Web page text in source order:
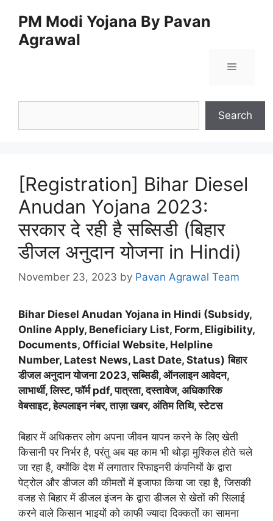
content
PM Modi Yojana By Pavan
Agrawal
Menu
Search
[Registration] Bihar Diesel
Anudan Yojana 2023:
सरकार दे रही है सब्सिडी (बिहार
डीजल अनुदान योजना in Hindi)
November 23, 2023 by Pavan Agrawal Team
Bihar Diesel Anudan Yojana in Hindi (Subsidy,
Online Apply, Beneficiary List, Form, Eligibility,
Documents, Official Website, Helpline
Number, Latest News, Last Date, Status) बिहार
डीजल अनुदान योजना 2023, सब्सिडी, ऑनलाइन आवेदन,
लाभार्थी, लिस्ट, फॉर्म pdf, पात्रता, दस्तावेज, अधिकारिक
वेबसाइट, हेल्पलाइन नंबर, ताज़ा खबर, अंतिम तिथि, स्टेटस
बिहार में अधिकतर लोग अपना जीवन यापन करने के लिए खेती
किसानी पर निर्भर है, परंतु अब यह काम भी थोड़ा मुश्किल होते चले
जा रहा है, क्योंकि देश में लगातार रिफाइनरी कंपनियों के द्वारा
पेट्रोल और डीजल की कीमतों में इजाफा किया जा रहा है, जिसकी
वजह से बिहार में डीजल इंजन के द्वारा डीजल से खेतों की सिलाई
करने वाले किसान भाइयों को काफी ज्यादा दिक्कतों का सामना